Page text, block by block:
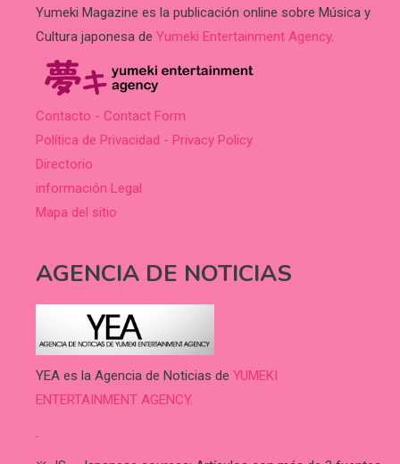
Yumeki Magazine es la publicación online sobre Música y
Cultura japonesa de Yumeki Entertainment Agency.
Contacto - Contact Form
Política de Privacidad - Privacy Policy
Directorio
información Legal
Mapa del sitio
AGENCIA DE NOTICIAS
YEA es la Agencia de Noticias de YUMEKI
ENTERTAINMENT AGENCY.
.